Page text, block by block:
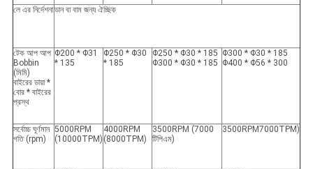
লে এর নির্দেশনাডান বা বাম জন্য ঐচ্ছিক
টেক আপ আপ
Bobbin
(মিমি)
বাইরের ডায়া *
বোর * বাইরের
প্রস্থ
Φ200 * Φ31
* 135
Φ250 * Φ30
* 185
Φ250 * Φ30 * 185
Φ300 * Φ30 * 185
Φ300 * Φ30 * 185
Φ400 * Φ56 * 300
সর্বোচ্চ ঘূর্ণমান
গতি (rpm)
5000RPM
(10000TPM)
4000RPM
(8000TPM)
3500RPM (7000
টিপিএম)
3500RPM7000TPM)